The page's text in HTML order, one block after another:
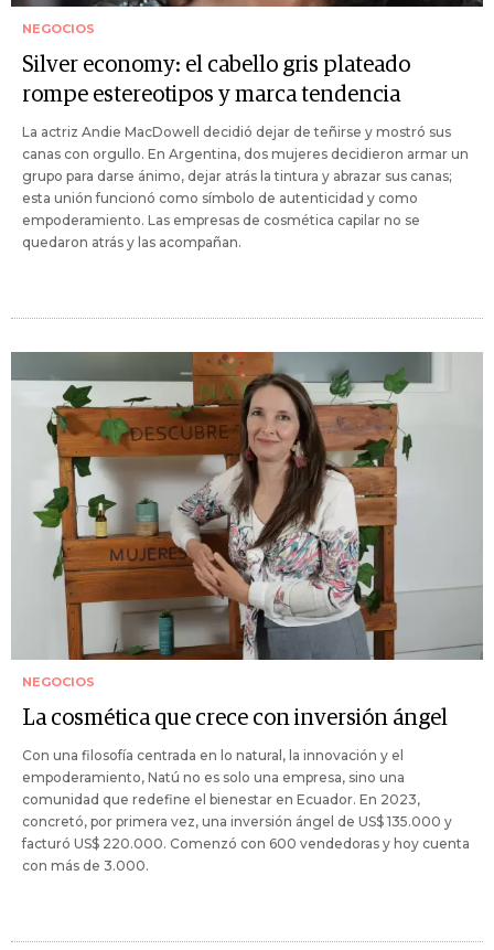
NEGOCIOS
Silver economy: el cabello gris plateado
rompe estereotipos y marca tendencia
La actriz Andie MacDowell decidió dejar de teñirse y mostró sus
canas con orgullo. En Argentina, dos mujeres decidieron armar un
grupo para darse ánimo, dejar atrás la tintura y abrazar sus canas;
esta unión funcionó como símbolo de autenticidad y como
empoderamiento. Las empresas de cosmética capilar no se
quedaron atrás y las acompañan.
NEGOCIOS
La cosmética que crece con inversión ángel
Con una filosofía centrada en lo natural, la innovación y el
empoderamiento, Natú no es solo una empresa, sino una
comunidad que redefine el bienestar en Ecuador. En 2023,
concretó, por primera vez, una inversión ángel de US$ 135.000 y
facturó US$ 220.000. Comenzó con 600 vendedoras y hoy cuenta
con más de 3.000.